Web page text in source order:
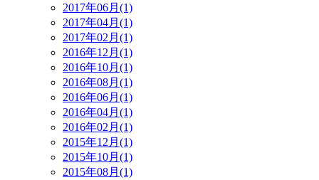
2017年06月(1)
2017年04月(1)
2017年02月(1)
2016年12月(1)
2016年10月(1)
2016年08月(1)
2016年06月(1)
2016年04月(1)
2016年02月(1)
2015年12月(1)
2015年10月(1)
2015年08月(1)